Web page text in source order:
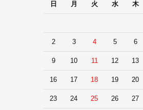
日
月 火 水 木
2 3 4 5 6
9 10 11 12 13
16 17 18 19 20
23 24 25 26 27